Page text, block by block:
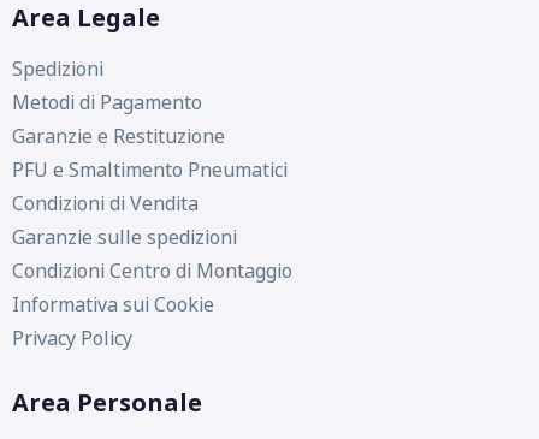
Area Legale
Spedizioni
Metodi di Pagamento
Garanzie e Restituzione
PFU e Smaltimento Pneumatici
Condizioni di Vendita
Garanzie sulle spedizioni
Condizioni Centro di Montaggio
Informativa sui Cookie
Privacy Policy
Area Personale